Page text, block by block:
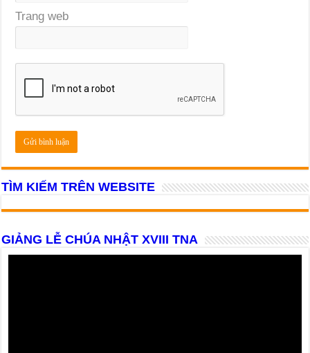
Trang web
TÌM KIẾM TRÊN WEBSITE
GIẢNG LỄ CHÚA NHẬT XVIII TNA